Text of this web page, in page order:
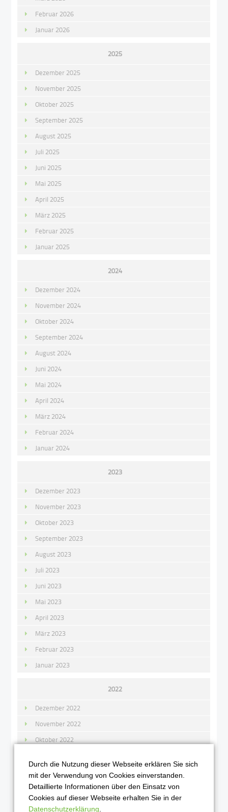
Februar 2026
Januar 2026
2025
Dezember 2025
November 2025
Oktober 2025
September 2025
August 2025
Juli 2025
Juni 2025
Mai 2025
April 2025
März 2025
Februar 2025
Januar 2025
2024
Dezember 2024
November 2024
Oktober 2024
September 2024
August 2024
Juni 2024
Mai 2024
April 2024
März 2024
Februar 2024
Januar 2024
2023
Dezember 2023
November 2023
Oktober 2023
September 2023
August 2023
Juli 2023
Juni 2023
Mai 2023
April 2023
März 2023
Februar 2023
Januar 2023
2022
Dezember 2022
November 2022
Oktober 2022
August 2022
Juli 2022
Juni 2022
Durch die Nutzung dieser Webseite erklären Sie sich
mit der Verwendung von Cookies einverstanden.
Detaillierte Informationen über den Einsatz von
Cookies auf dieser Webseite erhalten Sie in der
Datenschutzerklärung